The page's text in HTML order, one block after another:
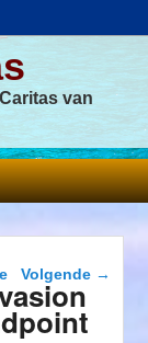
van
Volgende →